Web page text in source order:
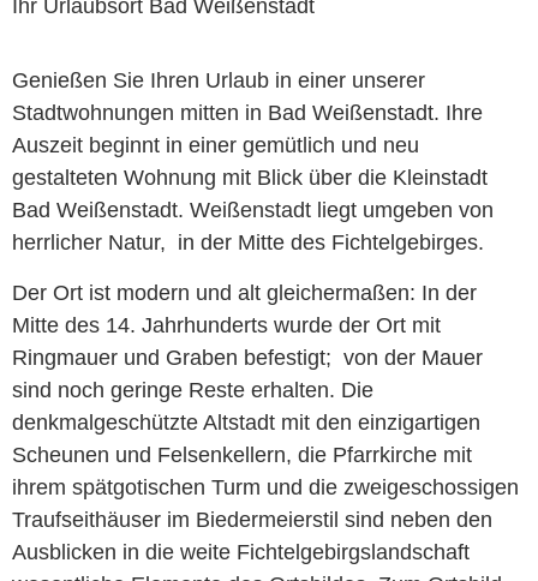
Ihr Urlaubsort Bad Weißenstadt
Genießen Sie Ihren Urlaub in einer unserer
Stadtwohnungen mitten in Bad Weißenstadt. Ihre
Auszeit beginnt in einer gemütlich und neu
gestalteten Wohnung mit Blick über die Kleinstadt
Bad Weißenstadt. Weißenstadt liegt umgeben von
herrlicher Natur, in der Mitte des Fichtelgebirges.
Der Ort ist modern und alt gleichermaßen: In der
Mitte des 14. Jahrhunderts wurde der Ort mit
Ringmauer und Graben befestigt; von der Mauer
sind noch geringe Reste erhalten. Die
denkmalgeschützte Altstadt mit den einzigartigen
Scheunen und Felsenkellern, die Pfarrkirche mit
ihrem spätgotischen Turm und die zweigeschossigen
Traufseithäuser im Biedermeierstil sind neben den
Ausblicken in die weite Fichtelgebirgslandschaft